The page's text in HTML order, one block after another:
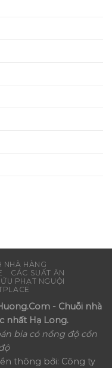
NHÀ HÀNG
CÁC SUẤT ĂN
PHẠT NGUỘI
- Chuỗi nhà
nhất Hạ Long.
bia có nồng độ cồn
thông bởi: Công ty